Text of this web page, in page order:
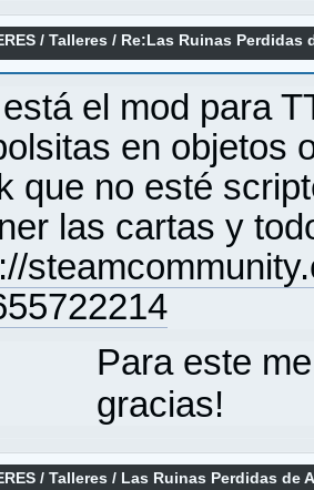
/Talleres / Re:Las Ruinas Perdidas
el mod para
en objetos
que no esté
las cartas y
Para este
gracias!
/Talleres / Las Ruinas Perdidas de